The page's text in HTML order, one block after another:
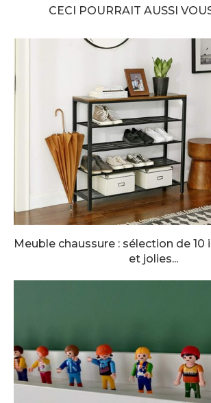
CECI POURRAIT AUSSI
Meuble chaussure : sélection de 10
et jolies...